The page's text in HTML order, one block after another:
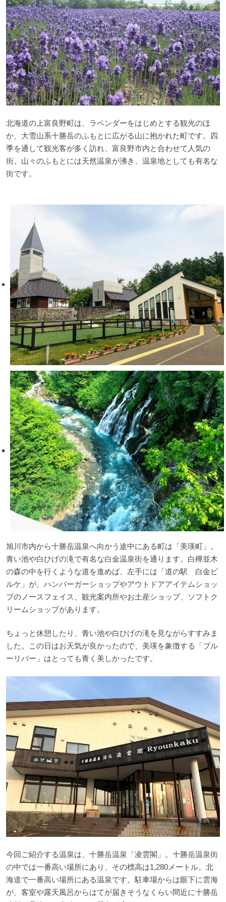
北海道の上富良野町は、ラベンダーをはじめとする観光のほ
か、大雪山系十勝岳のふもとに広がる山に抱かれた町です。四
季を通して観光客が多く訪れ、富良野市内と合わせて人気の
街。山々のふもとには天然温泉が沸き、温泉地としても有名な
街です。
旭川市内から十勝岳温泉へ向かう途中にある町は「美瑛町」。
青い池や白ひげの滝で有名な白金温泉街を通ります。白樺並木
の森の中を行くような道を進めば、左手には「道の駅 白金ビ
ルケ」が。ハンバーガーショップやアウトドアアイテムショッ
プのノースフェイス、観光案内所やお土産ショップ、ソフトク
リームショップがあります。
ちょっと休憩したり、青い池や白ひげの滝を見ながらすすみま
した。この日はお天気が良かったので、美瑛を象徴する「ブル
ーリバー」はとっても青く美しかったです。
今回ご紹介する温泉は、十勝岳温泉「凌雲閣」。十勝岳温泉街
の中では一番高い場所にあり、その標高は1,280メートル。北
海道で一番高い場所にある温泉です。駐車場からは眼下に雲海
が、客室や露天風呂からはてが届きそうなくらい間近に十勝岳